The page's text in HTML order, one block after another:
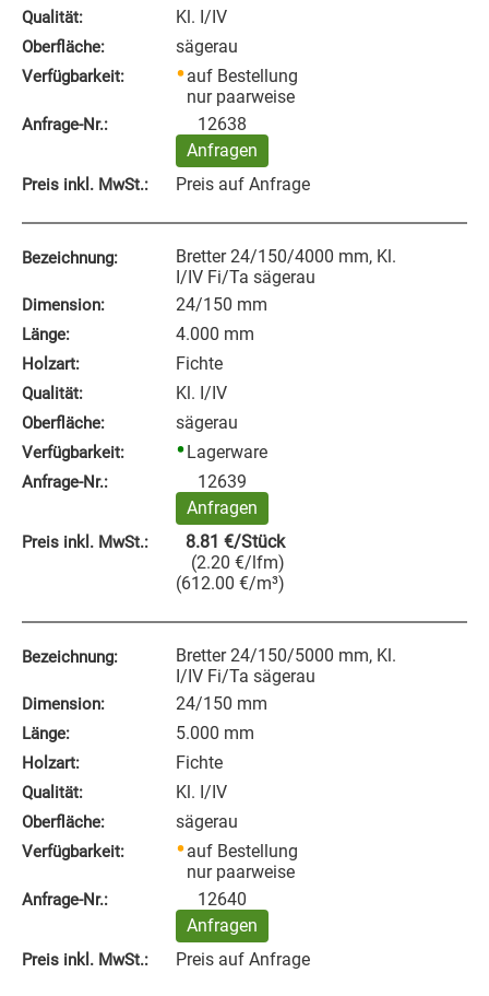
Qualität: Kl. I/IV
Oberfläche: sägerau
Verfügbarkeit:
auf Bestellung
nur paarweise
Anfrage‑Nr.:
12638
Anfragen
Preis inkl. MwSt.: Preis auf Anfrage
Bezeichnung:
Bretter 24/150/4000 mm, Kl.
I/IV Fi/Ta sägerau
Dimension: 24/150 mm
Länge: 4.000 mm
Holzart: Fichte
Qualität: Kl. I/IV
Oberfläche: sägerau
Verfügbarkeit: Lagerware
Anfrage‑Nr.:
12639
Anfragen
Preis inkl. MwSt.: 8.81 €/Stück
(2.20 €/lfm)
(612.00 €/m³)
Bezeichnung:
Bretter 24/150/5000 mm, Kl.
I/IV Fi/Ta sägerau
Dimension: 24/150 mm
Länge: 5.000 mm
Holzart: Fichte
Qualität: Kl. I/IV
Oberfläche: sägerau
Verfügbarkeit:
auf Bestellung
nur paarweise
Anfrage‑Nr.:
12640
Anfragen
Preis inkl. MwSt.: Preis auf Anfrage